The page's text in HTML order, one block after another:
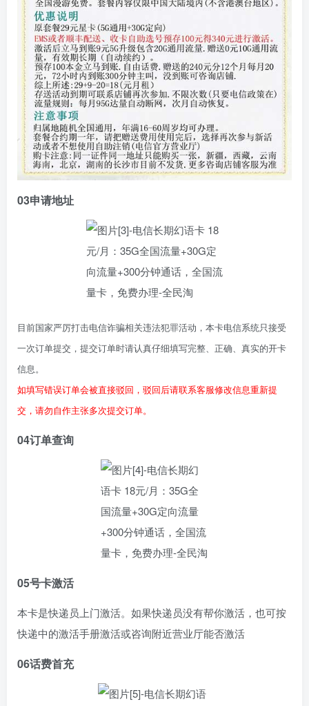
03申请地址
目前国家严厉打击电信诈骗相关违法犯罪活动，本卡电信系统只接受
一次订单提交，提交订单时请认真仔细填写完整、正确、真实的开卡
信息。
如填写错误订单会被直接驳回，驳回后请联系客服修改信息重新提
交，请勿自作主张多次提交订单。
04订单查询
05号卡激活
本卡是快递员上门激活。如果快递员没有帮你激活，也可按
快递中的激活手册激活或咨询附近营业厅能否激活
06话费首充